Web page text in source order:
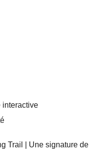
interactive
Trail | Une signature de